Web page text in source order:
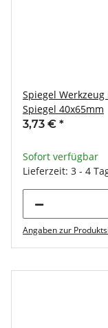
Spiegel Werkzeug
Spiegel 40x65mm
3,73 € *
Sofort verfügbar
Lieferzeit: 3 - 4
Angaben zur